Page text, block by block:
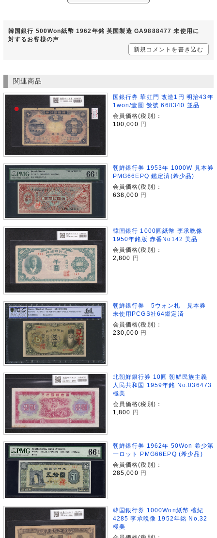
韓国銀行 500Won紙幣 1962年銘 英国製造 GA9888477 未使用に
対するお客様の声
新規コメントを書き込む
関連商品
国銀行券 華虹門 改造1円 明治43年
1won/壹圓 餘號 668340 並品
会員価格(税別)：
100,000 円
朝鮮銀行券 1953年 1000W 見本券
PMG66EPQ 鑑定済(希少品)
会員価格(税別)：
638,000 円
韓国銀行 1000圓紙幣 李承晩像
1950年銘版 赤番No142 美品
会員価格(税別)：
2,800 円
朝鮮銀行券 5ウォン札 見本券
未使用PCGS社64鑑定済
会員価格(税別)：
230,000 円
北朝鮮銀行券 10圓 朝鮮民族主義
人民共和国 1959年銘 No.036473
極美
会員価格(税別)：
1,800 円
朝鮮銀行券 1962年 50Won 希少第
一ロット PMG66EPQ (希少品)
会員価格(税別)：
285,000 円
韓国銀行券 1000Won紙幣 檀紀
4285 李承晩像 1952年銘 No.32
極美